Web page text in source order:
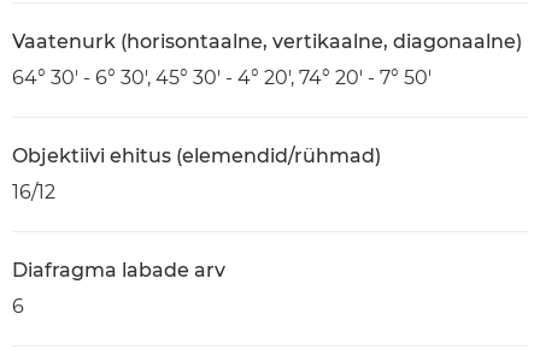
Vaatenurk (horisontaalne, vertikaalne, diagonaalne)
64° 30' - 6° 30', 45° 30' - 4° 20', 74° 20' - 7° 50'
Objektiivi ehitus (elemendid/rühmad)
16/12
Diafragma labade arv
6